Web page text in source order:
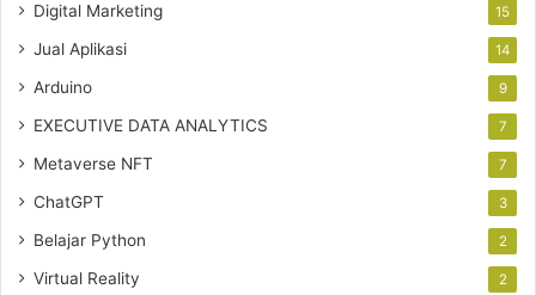
Digital Marketing 15
Jual Aplikasi 14
Arduino 9
EXECUTIVE DATA ANALYTICS 7
Metaverse NFT 7
ChatGPT 3
Belajar Python 2
Virtual Reality 2